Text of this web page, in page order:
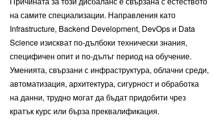
на самите специализации. Направления като
Infrastructure, Backend Development, DevOps и Data
Science изискват по-дълбоки технически знания,
специфичен опит и по-дълъг период на обучение.
Уменията, свързани с инфраструктура, облачни среди,
автоматизация, архитектура, сигурност и обработка
на данни, трудно могат да бъдат придобити чрез
кратък курс или бърза преквалификация.